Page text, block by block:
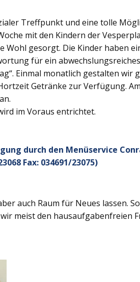
Treffpunkt und eine tolle
mit den Kindern der
Wohl gesorgt. Die Kinder haben
für ein
Einmal monatlich gestalten
Getränke zur Verfügung.
im Voraus entrichtet.
durch den Menüservice
Fax: 034691/23075)
auch Raum für Neues lassen.
meist den hausaufgabenfreien